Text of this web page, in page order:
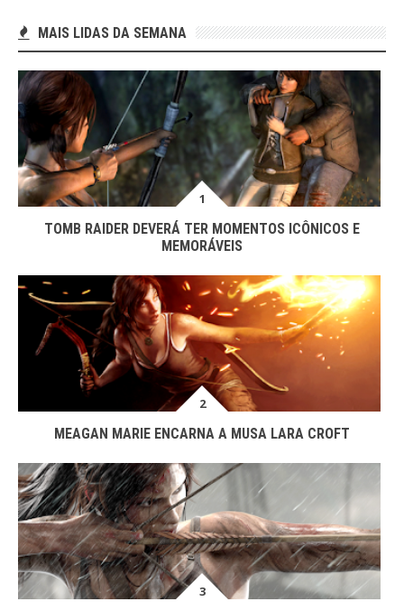
MAIS LIDAS DA SEMANA
TOMB RAIDER DEVERÁ TER MOMENTOS ICÔNICOS E
MEMORÁVEIS
MEAGAN MARIE ENCARNA A MUSA LARA CROFT